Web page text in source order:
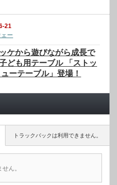
21
ー
ケから遊びながら成長で
ども用テーブル 「ストッ
ーテーブル」登場！
トラックバックは利用できません。
ん。